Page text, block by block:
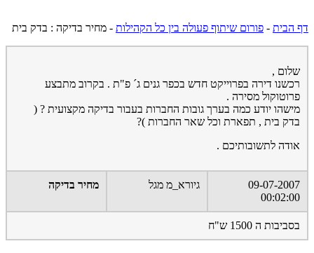
דף הבית - פורום שיתוף פעולה בין כל הקהילות - מחיר בדיקה : בדק בית
שלום ,
רכשנו דירה בפרוייקט חדש בכפר גנים ג´ פ"ת . בקרוב מתבצע
פרוטוקול מסירה .
מישהו יודע כמה בערך גובות החברות בעבור בדיקה מקצועית ? (
בדק בית , תפארת וכל שאר החברות )?
אודה לתשובותיכם .
09-07-2007
00:02:00
גיורא_מ מגל מחיר בדיקה
בסביבות ה 1500 ש"ח